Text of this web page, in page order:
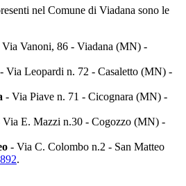
nel Comune di Viadana sono le
Via Vanoni, 86 - Viadana (MN) -
- Via Leopardi n. 72 - Casaletto (MN) -
- Via Piave n. 71 - Cicognara (MN) -
Via E. Mazzi n.30 - Cogozzo (MN) -
- Via C. Colombo n.2 - San Matteo
.